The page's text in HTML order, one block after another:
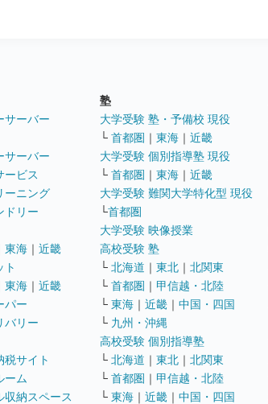
サーバー
サーバー
ービス
ーニング
ドリー
東海 ｜ 近畿
ト
東海 ｜ 近畿
パー
バリー
税サイト
ーム
収納スペース
塾
大学受験 塾・予備校 現役
└ 首都圏 ｜ 東海 ｜ 近畿
大学受験 個別指導塾 現役
└ 首都圏 ｜ 東海 ｜ 近畿
大学受験 難関大学特化型 現役
└首都圏
大学受験 映像授業
高校受験 塾
└ 北海道 ｜ 東北 ｜ 北関東
└ 首都圏 ｜ 甲信越・北陸
└ 東海 ｜ 近畿 ｜ 中国・四国
└ 九州・沖縄
高校受験 個別指導塾
└ 北海道 ｜ 東北 ｜ 北関東
└ 首都圏 ｜ 甲信越・北陸
└ 東海 ｜ 近畿 ｜ 中国・四国